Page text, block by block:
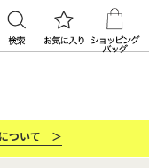
ついて ＞